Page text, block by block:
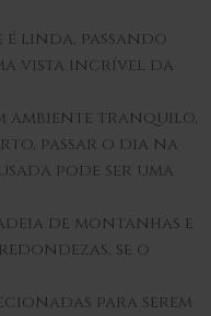
é linda, passando
vista incrível da
ambiente tranquilo,
passar o dia na
pode ser uma
de montanhas e
se o
para serem